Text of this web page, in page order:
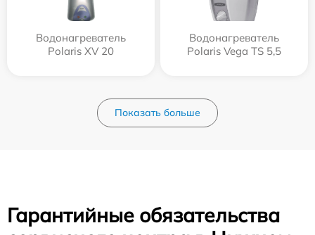
Водонагреватель
Polaris XV 20
Водонагреватель
Polaris Vega TS 5,5
Показать больше
Гарантийные обязательства